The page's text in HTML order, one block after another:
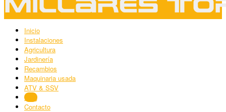
Inicio
Instalaciones
Agricultura
Jardinería
Recambios
Maquinaria usada
ATV & SSV
Blog
Contacto